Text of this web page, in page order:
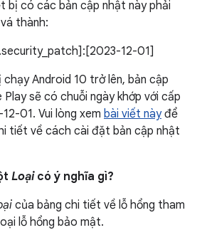
bị có các bản cập nhật này phải
thành:
12-01]
Android 10 trở lên, bản cập
sẽ có chuỗi ngày khớp với cấp
01. Vui lòng xem bài viết nàyđể
tiết về cách cài đặt bản cập nhật
Loạicó ý nghĩa gì?
của bảng chi tiết về lỗ hổng tham
lỗ hổng bảo mật.